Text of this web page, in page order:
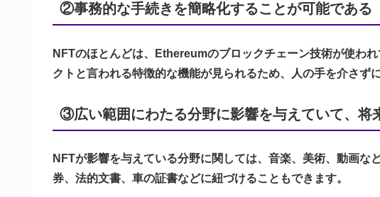
②事務的な手続きを簡略化することが可能である
NFTのほとんどは、Ethereumのブロックチェーン技術が使わ
クトと言われる特徴的な機能が見られるため、人の手を介さず
③広い範囲にわたる分野に影響を与えていて、将
NFTが影響を与えている分野に関しては、音楽、美術、動画な
券、法的文書、車の証書などに紐づけることもできます。